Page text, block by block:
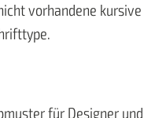
vorhandene kursive
für Designer und